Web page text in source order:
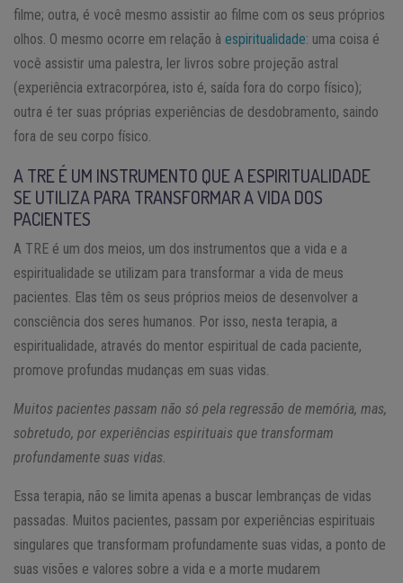
filme; outra, é você mesmo assistir ao filme com os seus próprios
olhos. O mesmo ocorre em relação à espiritualidade: uma coisa é
você assistir uma palestra, ler livros sobre projeção astral
(experiência extracorpórea, isto é, saída fora do corpo físico);
outra é ter suas próprias experiências de desdobramento, saindo
fora de seu corpo físico.
A TRE É UM INSTRUMENTO QUE A ESPIRITUALIDADE
SE UTILIZA PARA TRANSFORMAR A VIDA DOS
PACIENTES
A TRE é um dos meios, um dos instrumentos que a vida e a
espiritualidade se utilizam para transformar a vida de meus
pacientes. Elas têm os seus próprios meios de desenvolver a
consciência dos seres humanos. Por isso, nesta terapia, a
espiritualidade, através do mentor espiritual de cada paciente,
promove profundas mudanças em suas vidas.
Muitos pacientes passam não só pela regressão de memória, mas,
sobretudo, por experiências espirituais que transformam
profundamente suas vidas.
Essa terapia, não se limita apenas a buscar lembranças de vidas
passadas. Muitos pacientes, passam por experiências espirituais
singulares que transformam profundamente suas vidas, a ponto de
suas visões e valores sobre a vida e a morte mudarem